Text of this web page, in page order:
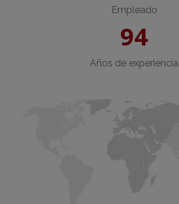
Empleado
94
Años de experiencia